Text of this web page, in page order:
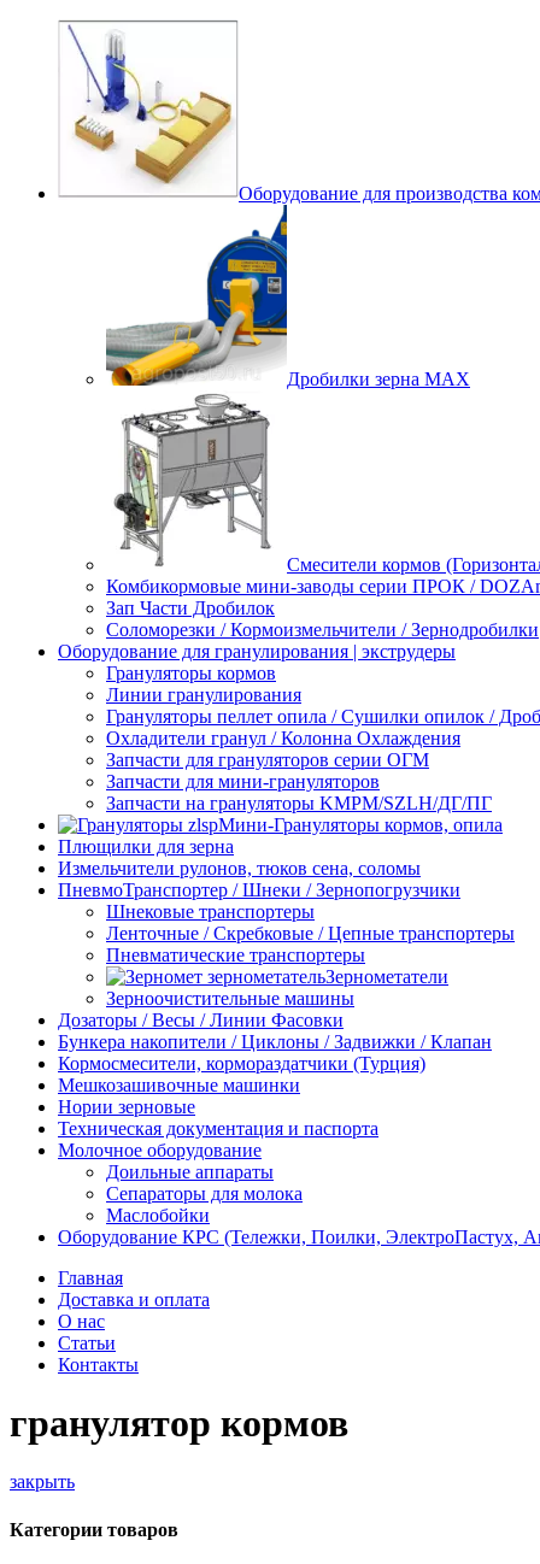
Оборудование для производства
Дробилки зерна МАХ
Смесители кормов
Комбикормовые мини-заводы серии ПРОК /
Зап Части Дробилок
Соломорезки / Кормоизмельчители / Зернодробилки
Оборудование для гранулирования | экструдеры
Грануляторы кормов
Линии гранулирования
Грануляторы пеллет опила / Сушилки опилок /
Охладители гранул / Колонна Охлаждения
Запчасти для грануляторов серии ОГМ
Запчасти для мини-грануляторов
Запчасти на грануляторы KMPM/SZLH/ДГ/ПГ
Мини-Грануляторы кормов, опила
Плющилки для зерна
Измельчители рулонов, тюков сена, соломы
ПневмоТранспортер / Шнеки / Зернопогрузчики
Шнековые транспортеры
Ленточные / Скребковые / Цепные транспортеры
Пневматические транспортеры
Зернометатели
Зерноочистительные машины
Дозаторы / Весы / Линии Фасовки
Бункера накопители / Циклоны / Задвижки / Клапан
Кормосмесители, кормораздатчики (Турция)
Мешкозашивочные машинки
Нории зерновые
Техническая документация и паспорта
Молочное оборудование
Доильные аппараты
Сепараторы для молока
Маслобойки
Оборудование КРС (Тележки, Поилки, ЭлектроПастух,
Главная
Доставка и оплата
О нас
Статьи
Контакты
гранулятор кормов
закрыть
Категории товаров